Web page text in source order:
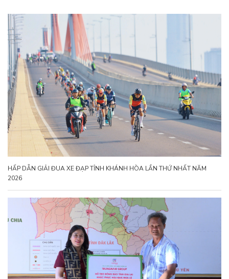
HẤP DẪN GIẢI ĐUA XE ĐẠP TỈNH KHÁNH HÒA LẦN THỨ NHẤT NĂM
2026